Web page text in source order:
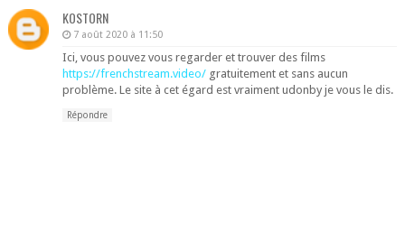
KOSTORN
7 août 2020 à 11:50
Ici, vous pouvez vous regarder et trouver des films
https://frenchstream.video/gratuitement et sans aucun
problème. Le site à cet égard est vraiment udonby je vous le dis.
Répondre